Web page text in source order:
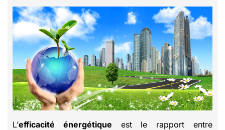
L’efficacité énergétique est le rapport entre